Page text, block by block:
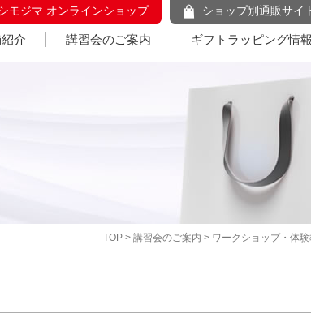
モジマ オンラインショップ ショップ別通販サイ
介 講習会のご案内 ギフトラッピング情報
TOP > 講習会のご案内 > ワークショップ・体